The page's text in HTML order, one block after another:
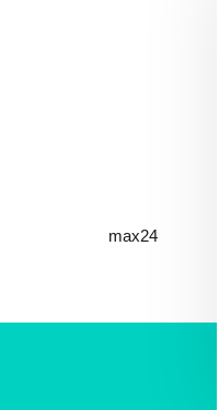
max24